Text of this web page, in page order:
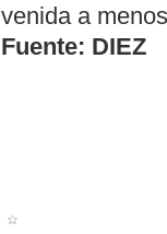
venida a
Fuente: DIEZ